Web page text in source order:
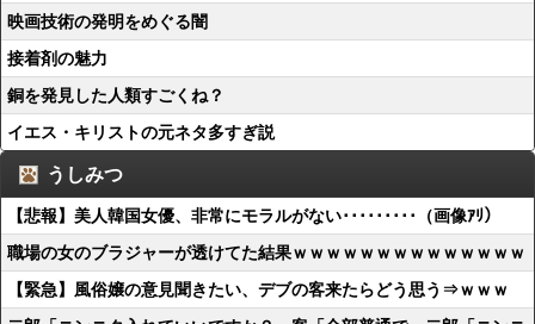
映画技術の発明をめぐる闇
接着剤の魅力
銅を発見した人類すごくね？
イエス・キリストの元ネタ多すぎ説
うしみつ
【悲報】美人韓国女優、非常にモラルがない･････････（画像ｱﾘ）
職場の女のブラジャーが透けてた結果ｗｗｗｗｗｗｗｗｗｗｗｗｗｗ
【緊急】風俗嬢の意見聞きたい、デブの客来たらどう思う⇒ｗｗｗ